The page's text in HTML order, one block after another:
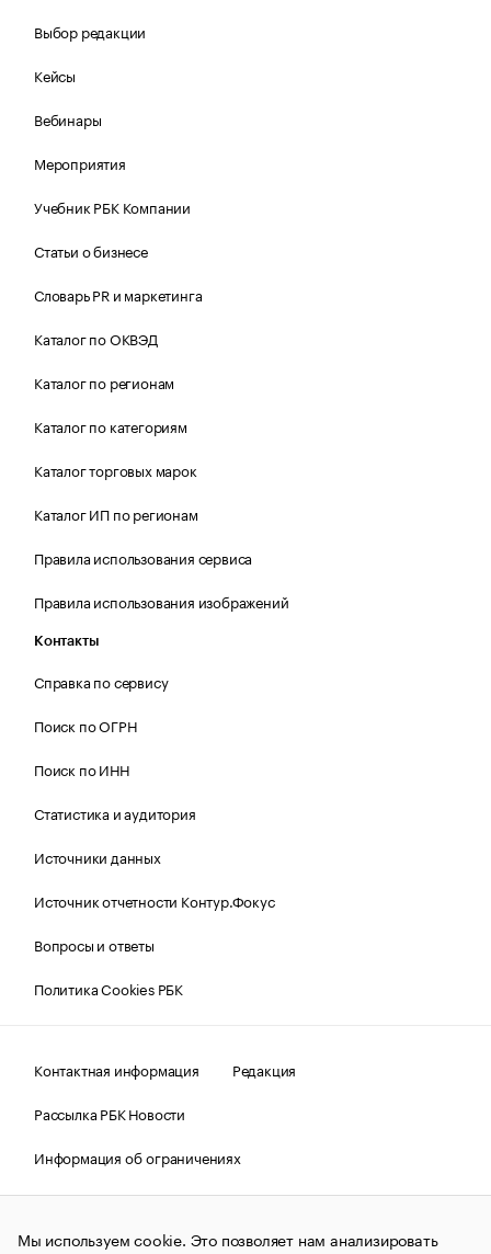
Выбор редакции
Кейсы
Вебинары
Мероприятия
Учебник РБК Компании
Статьи о бизнесе
Словарь PR и маркетинга
Каталог по ОКВЭД
Каталог по регионам
Каталог по категориям
Каталог торговых марок
Каталог ИП по регионам
Правила использования сервиса
Правила использования изображений
Контакты
Справка по сервису
Поиск по ОГРН
Поиск по ИНН
Статистика и аудитория
Источники данных
Источник отчетности Контур.Фокус
Вопросы и ответы
Политика Cookies РБК
Контактная информация
Редакция
Рассылка РБК Новости
Информация об ограничениях
Правовая информация
О соблюдении авторских прав
© АО «РОСБИЗНЕСКОНСАЛТИНГ»,1995–2026.Сообщения
Мы используем cookie. Это позволяет нам анализировать